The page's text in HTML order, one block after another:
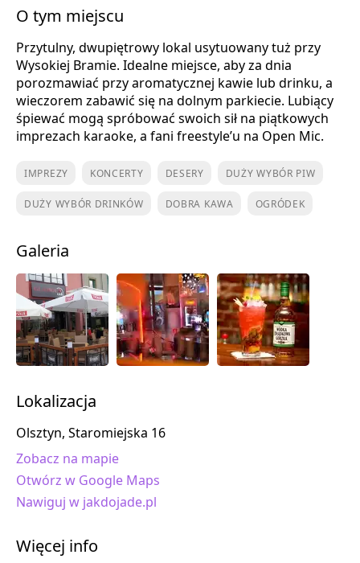
O tym miejscu
Przytulny, dwupiętrowy lokal usytuowany tuż przy
Wysokiej Bramie. Idealne miejsce, aby za dnia
porozmawiać przy aromatycznej kawie lub drinku, a
wieczorem zabawić się na dolnym parkiecie. Lubiący
śpiewać mogą spróbować swoich sił na piątkowych
imprezach karaoke, a fani freestyle’u na Open Mic.
IMPREZY KONCERTY DESERY DUŻY WYBÓR PIW
DUŻY WYBÓR DRINKÓW DOBRA KAWA OGRÓDEK
Galeria
Lokalizacja
Olsztyn, Staromiejska 16
Zobacz na mapie
Otwórz w Google Maps
Nawiguj w jakdojade.pl
Więcej info